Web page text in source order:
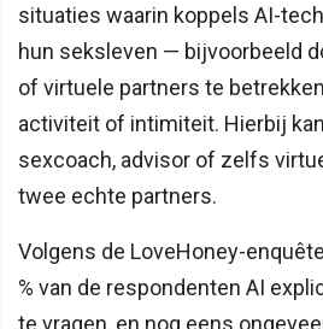
situaties waarin koppels AI-
hun seksleven — bijvoorbeeld
of virtuele partners te
activiteit of intimiteit. Hierbij
sexcoach, advisor of zelfs
twee echte partners.
Volgens de LoveHoney-
% van de respondenten AI
te vragen, en nog eens